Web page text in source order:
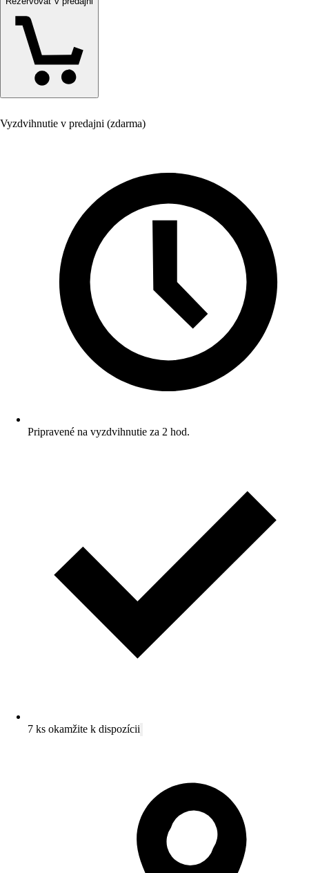
Vyzdvihnutie v predajni (zdarma)
Pripravené na vyzdvihnutie za 2 hod.
7 ks okamžite k dispozícii